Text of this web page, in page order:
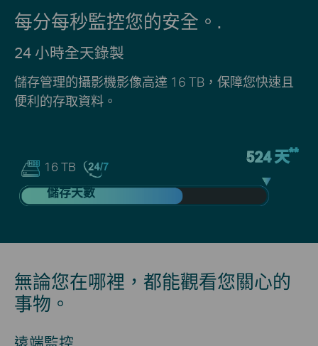
每分每秒監控您的安全。.
24 小時全天錄製
儲存管理的攝影機影像高達 16 TB，保障您快速且
便利的存取資料。
16 TB
524 天**
儲存天數
無論您在哪裡，都能觀看您關心的
事物。
遠端監控